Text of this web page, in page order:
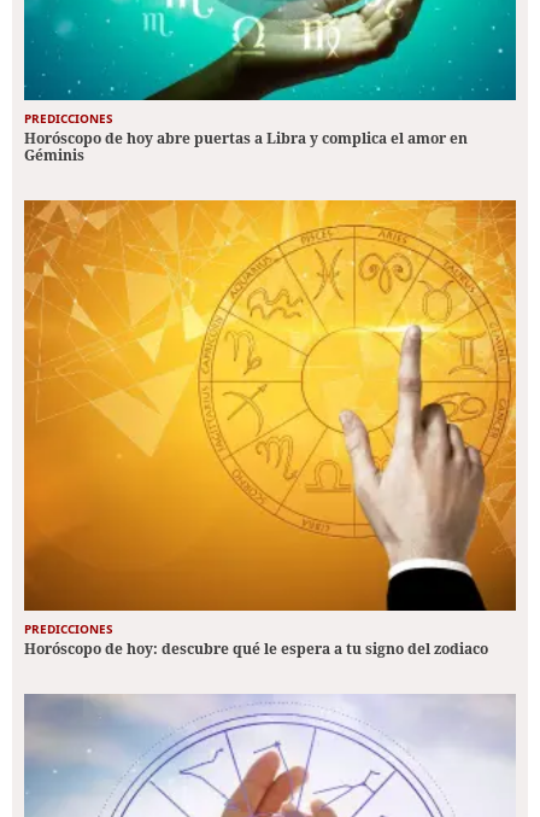
PREDICCIONES
Horóscopo de hoy abre puertas a Libra y complica el amor en
Géminis
PREDICCIONES
Horóscopo de hoy: descubre qué le espera a tu signo del zodiaco